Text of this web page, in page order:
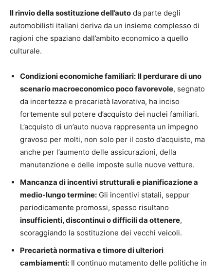
Il rinvio della sostituzione dell’auto da parte degli
automobilisti italiani deriva da un insieme complesso di
ragioni che spaziano dall’ambito economico a quello
culturale.
Condizioni economiche familiari: Il perdurare di uno
scenario macroeconomico poco favorevole, segnato
da incertezza e precarietà lavorativa, ha inciso
fortemente sul potere d’acquisto dei nuclei familiari.
L’acquisto di un’auto nuova rappresenta un impegno
gravoso per molti, non solo per il costo d’acquisto, ma
anche per l’aumento delle assicurazioni, della
manutenzione e delle imposte sulle nuove vetture.
Mancanza di incentivi strutturali e pianificazione a
medio-lungo termine: Gli incentivi statali, seppur
periodicamente promossi, spesso risultano
insufficienti, discontinui o difficili da ottenere,
scoraggiando la sostituzione dei vecchi veicoli.
Precarietà normativa e timore di ulteriori
cambiamenti: Il continuo mutamento delle politiche in